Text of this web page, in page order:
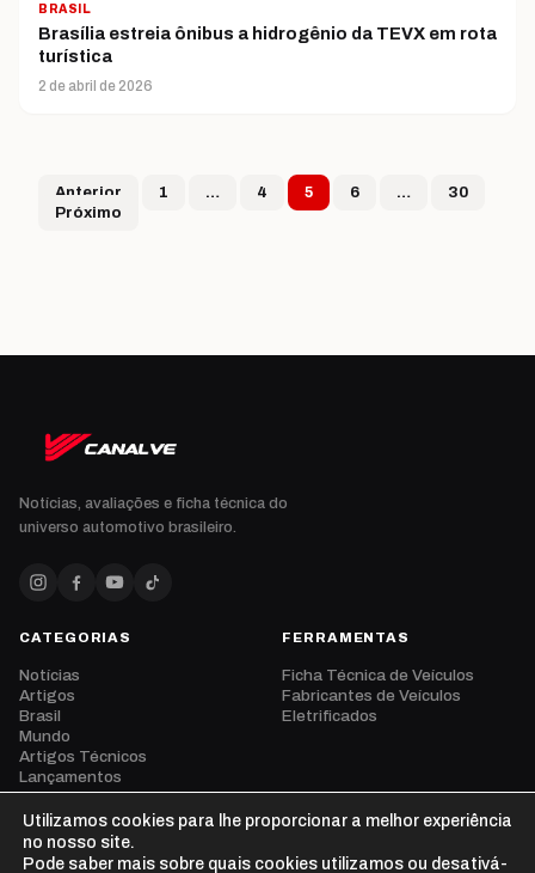
BRASIL
Brasília estreia ônibus a hidrogênio da TEVX em rota
turística
2 de abril de 2026
Paginação de
Anterior 1 … 4 5 6 …
30
Próximo
Notícias, avaliações e ficha técnica do
universo automotivo brasileiro.
CATEGORIAS
Notícias
Artigos
Brasil
Mundo
Artigos Técnicos
Lançamentos
Eventos
Opinião
Vídeos
FERRAMENTAS
Ficha Técnica de Veículos
Fabricantes de Veículos
Eletrificados
Utilizamos cookies para lhe proporcionar a melhor experiência
no nosso site.
Pode saber mais sobre quais cookies utilizamos ou desativá-